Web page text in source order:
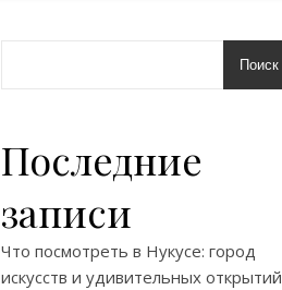
Поиск
Последние
записи
Что посмотреть в Нукусе: город
искусств и удивительных открытий